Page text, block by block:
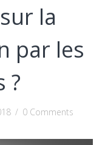
la
par les
?
/ 0 Comments